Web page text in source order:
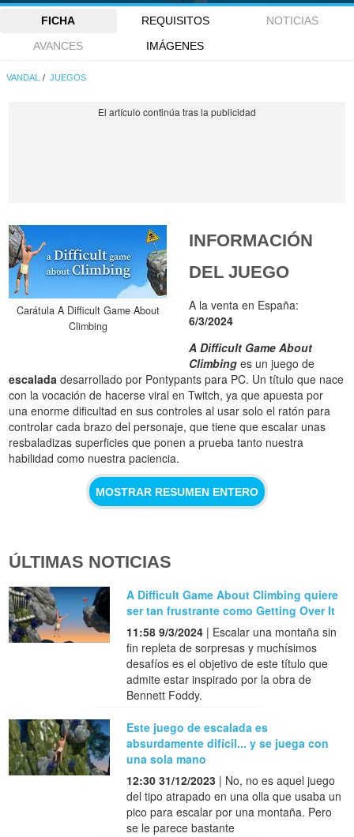
FICHA REQUISITOS
NOTICIAS
AVANCES
IMÁGENES
VANDAL JUEGOS
Carátula A Difficult Game About
Climbing
INFORMACIÓN
DEL JUEGO
A la venta en España:
6/3/2024
A Difficult Game About
Climbing es un juego de
escalada desarrollado por Pontypants para PC. Un título que nace
con la vocación de hacerse viral en Twitch, ya que apuesta por
una enorme dificultad en sus controles al usar solo el ratón para
controlar cada brazo del personaje, que tiene que escalar unas
resbaladizas superficies que ponen a prueba tanto nuestra
habilidad como nuestra paciencia.
MOSTRAR RESUMEN ENTERO
ÚLTIMAS NOTICIAS
A Difficult Game About Climbing quiere
ser tan frustrante como Getting Over It
11:58 9/3/2024 | Escalar una montaña sin
fin repleta de sorpresas y muchísimos
desafíos es el objetivo de este título que
admite estar inspirado por la obra de
Bennett Foddy.
Este juego de escalada es
absurdamente difícil... y se juega con
una sola mano
12:30 31/12/2023 | No, no es aquel juego
del tipo atrapado en una olla que usaba un
pico para escalar por una montaña. Pero
se le parece bastante